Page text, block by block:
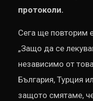
протоколи.
Сега ще повторим
„Защо да се
независимо от
България, Турция
защото смятаме,